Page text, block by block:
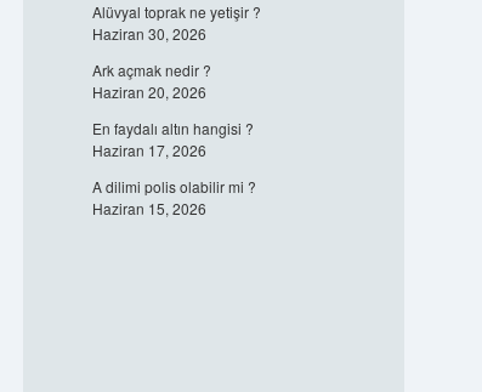
Alüvyal toprak ne yetişir ?
Haziran 30, 2026
Ark açmak nedir ?
Haziran 20, 2026
En faydalı altın hangisi ?
Haziran 17, 2026
A dilimi polis olabilir mi ?
Haziran 15, 2026